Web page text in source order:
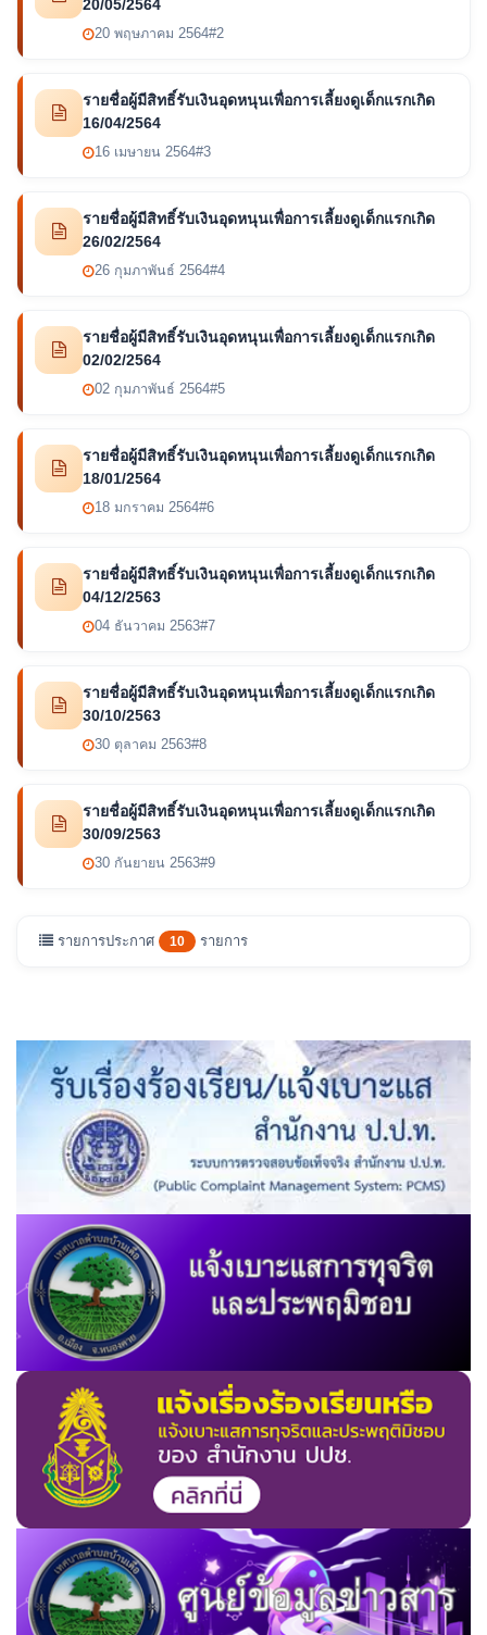
20/05/2564
20 พฤษภาคม 2564#2
รายชื่อผู้มีสิทธิ์รับเงินอุดหนุนเพื่อการเลี้ยงดูเด็กแรกเกิด
16/04/2564
16 เมษายน 2564#3
รายชื่อผู้มีสิทธิ์รับเงินอุดหนุนเพื่อการเลี้ยงดูเด็กแรกเกิด
26/02/2564
26 กุมภาพันธ์ 2564#4
รายชื่อผู้มีสิทธิ์รับเงินอุดหนุนเพื่อการเลี้ยงดูเด็กแรกเกิด
02/02/2564
02 กุมภาพันธ์ 2564#5
รายชื่อผู้มีสิทธิ์รับเงินอุดหนุนเพื่อการเลี้ยงดูเด็กแรกเกิด
18/01/2564
18 มกราคม 2564#6
รายชื่อผู้มีสิทธิ์รับเงินอุดหนุนเพื่อการเลี้ยงดูเด็กแรกเกิด
04/12/2563
04 ธันวาคม 2563#7
รายชื่อผู้มีสิทธิ์รับเงินอุดหนุนเพื่อการเลี้ยงดูเด็กแรกเกิด
30/10/2563
30 ตุลาคม 2563#8
รายชื่อผู้มีสิทธิ์รับเงินอุดหนุนเพื่อการเลี้ยงดูเด็กแรกเกิด
30/09/2563
30 กันยายน 2563#9
รายการประกาศ 10 รายการ